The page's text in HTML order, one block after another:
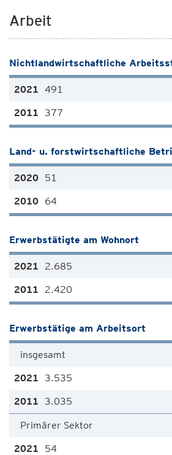
Arbeit
Nichtlandwirtschaftliche
491
377
Land- u. forstwirtschaftliche
51
64
Erwerbstätigte am Wohnort
2.685
2.420
Erwerbstätige am Arbeitsort
insgesamt
3.535
3.035
Primärer Sektor
54